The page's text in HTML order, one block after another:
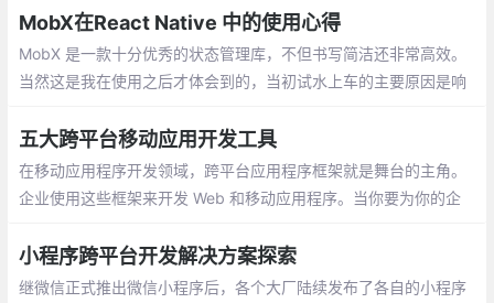
和 Android），并没有兼容 Web 端访问。于是 React web 就出现
了
MobX在React Native 中的使用心得
MobX 是一款十分优秀的状态管理库，不但书写简洁还非常高效。
当然这是我在使用之后才体会到的，当初试水上车的主要原因是响
了响应式以外并没有什么相似之处。
五大跨平台移动应用开发工具
在移动应用程序开发领域，跨平台应用程序框架就是舞台的主角。
企业使用这些框架来开发 Web 和移动应用程序。当你要为你的企
来寻求解决方案
小程序跨平台开发解决方案探索
继微信正式推出微信小程序后，各个大厂陆续发布了各自的小程序